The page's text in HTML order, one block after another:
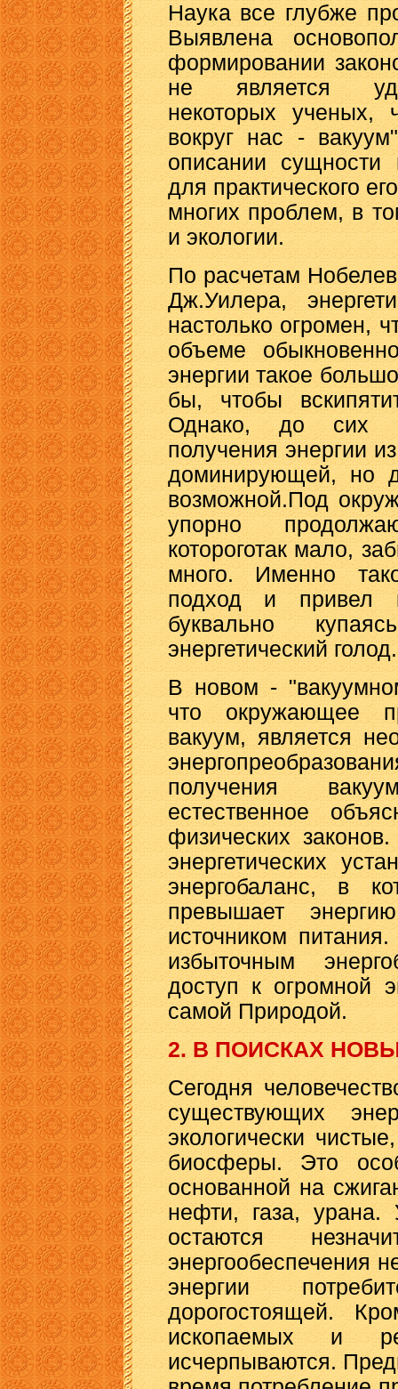
Наука все глубже
Выявлена
формировании
не является
некоторых
вокруг нас -
описании сущности
для практического
многих проблем, в
и экологии.
По расчетам
Дж.Уилера,
настолько огромен,
объеме
энергии такое
бы, чтобы
Однако, до сих
получения энергии
доминирующей, но
возможной.Под
упорно
котороготак мало,
много. Именно
подход и привел
буквально
энергетический голод.
В новом -
что окружающее
вакуум, является
получения
естественное
физических
энергетических
энергобаланс, в
превышает
источником
избыточным
доступ к огромной
самой Природой.
2. В ПОИСКАХ
Сегодня
существующих
экологически
биосферы. Это
основанной на
нефти, газа, урана.
остаются
энергообеспечения
энергии
дорогостоящей.
ископаемых и
исчерпываются.